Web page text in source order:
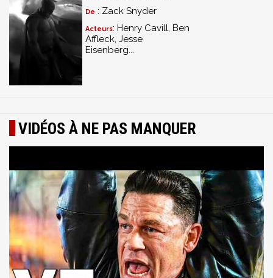
De : Zack Snyder
Acteurs: Henry Cavill, Ben
Affleck, Jesse
Eisenberg...
VIDÉOS À NE PAS MANQUER